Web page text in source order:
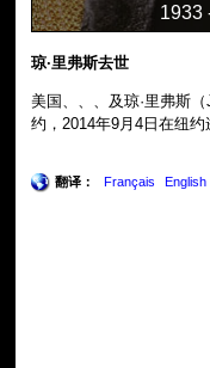
1933
琼·里弗斯去世
美国、、、及琼·里弗斯
约，2014年9月4日在纽约
翻译： Français English